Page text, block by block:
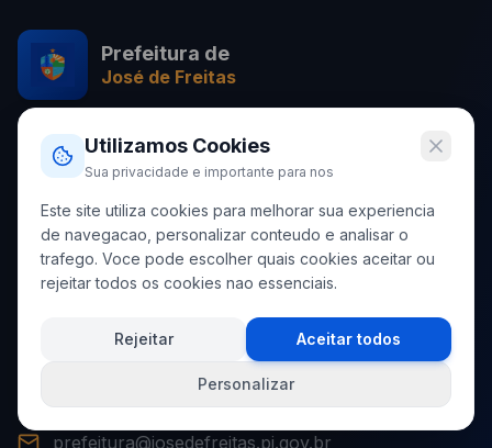
Prefeitura de
José de Freitas
Trabalhando por uma cidade melhor, mais justa e
próspera para todos os cidadãos de José de Freitas.
CNPJ: 06.554.786/0001-75
Contato
Rua Hugo Napoleão, SN, Bairro Centro
José de Freitas - PI
prefeitura@josedefreitas.pi.gov.br
Utilizamos Cookies
Sua privacidade e importante para nos
Este site utiliza cookies para melhorar sua experiencia
de navegacao, personalizar conteudo e analisar o
trafego. Voce pode escolher quais cookies aceitar ou
rejeitar todos os cookies nao essenciais.
Personalizar
Rejeitar Aceitar todos